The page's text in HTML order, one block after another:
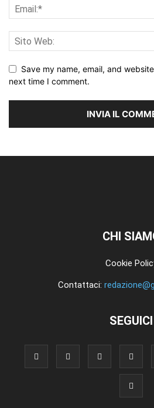
Save my name, email, and
next time I comment.
CHI
Cookie
Contattaci:
SEGUICI